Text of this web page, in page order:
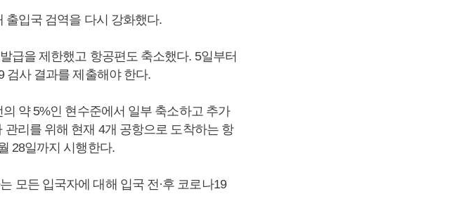
출입국 검역을 다시 강화했다.
급을 제한했고 항공편도 축소했다. 5일부터
검사 결과를 제출해야 한다.
약 5%인 현수준에서 일부 축소하고 추가
리를 위해 현재 4개 공항으로 도착하는 항
28일까지 시행한다.
모든 입국자에 대해 입국 전·후 코로나19